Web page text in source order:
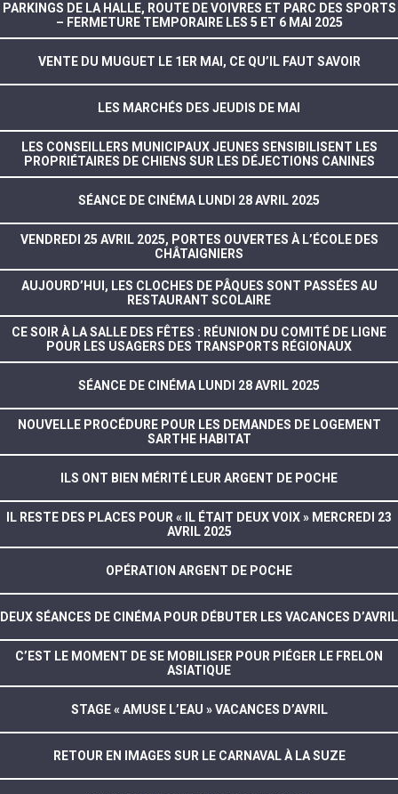
PARKINGS DE LA HALLE, ROUTE DE VOIVRES ET PARC DES SPORTS
– FERMETURE TEMPORAIRE LES 5 ET 6 MAI 2025
VENTE DU MUGUET LE 1ER MAI, CE QU’IL FAUT SAVOIR
LES MARCHÉS DES JEUDIS DE MAI
LES CONSEILLERS MUNICIPAUX JEUNES SENSIBILISENT LES
PROPRIÉTAIRES DE CHIENS SUR LES DÉJECTIONS CANINES
SÉANCE DE CINÉMA LUNDI 28 AVRIL 2025
VENDREDI 25 AVRIL 2025, PORTES OUVERTES À L’ÉCOLE DES
CHÂTAIGNIERS
AUJOURD’HUI, LES CLOCHES DE PÂQUES SONT PASSÉES AU
RESTAURANT SCOLAIRE
CE SOIR À LA SALLE DES FÊTES : RÉUNION DU COMITÉ DE LIGNE
POUR LES USAGERS DES TRANSPORTS RÉGIONAUX
SÉANCE DE CINÉMA LUNDI 28 AVRIL 2025
NOUVELLE PROCÉDURE POUR LES DEMANDES DE LOGEMENT
SARTHE HABITAT
ILS ONT BIEN MÉRITÉ LEUR ARGENT DE POCHE
IL RESTE DES PLACES POUR « IL ÉTAIT DEUX VOIX » MERCREDI 23
AVRIL 2025
OPÉRATION ARGENT DE POCHE
DEUX SÉANCES DE CINÉMA POUR DÉBUTER LES VACANCES D’AVRIL
C’EST LE MOMENT DE SE MOBILISER POUR PIÉGER LE FRELON
ASIATIQUE
STAGE « AMUSE L’EAU » VACANCES D’AVRIL
RETOUR EN IMAGES SUR LE CARNAVAL À LA SUZE